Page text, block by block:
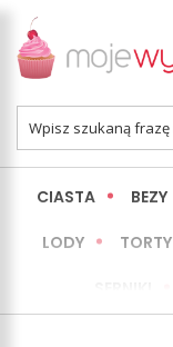
CIASTA BEZY
LODY